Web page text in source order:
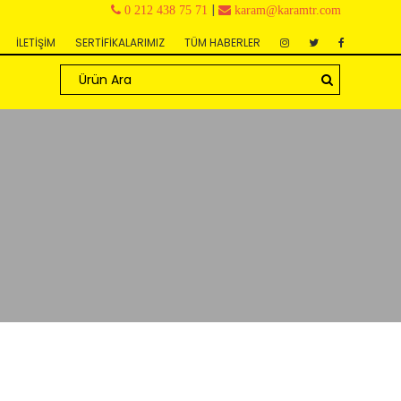
0 212 438 75 71 | karam@karamtr.com
TÜM HABERLER
SERTİFİKALARIMIZ
İLETİŞİM